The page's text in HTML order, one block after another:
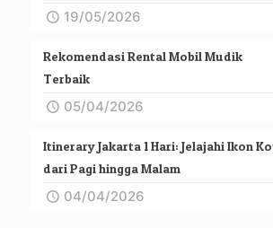
19/05/2026
Rekomendasi Rental Mobil Mudik
Terbaik
05/04/2026
Itinerary Jakarta 1 Hari: Jelajahi Ikon
dari Pagi hingga Malam
04/04/2026